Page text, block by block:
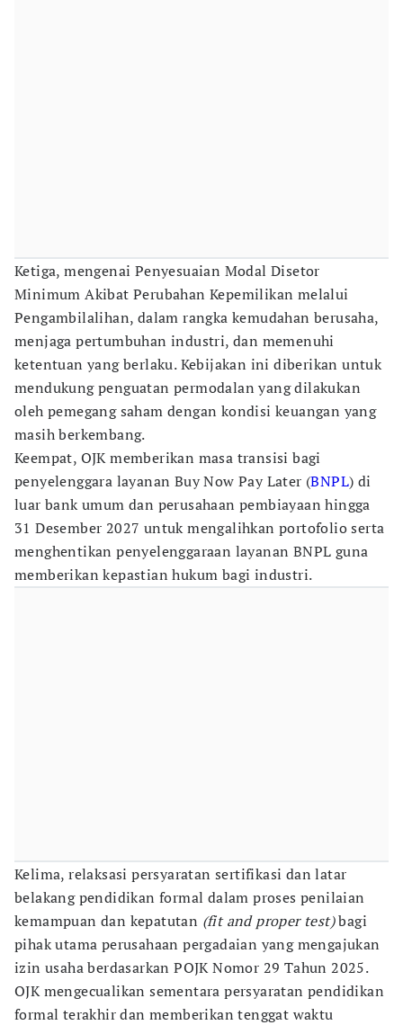
Ketiga, mengenai Penyesuaian Modal Disetor
Minimum Akibat Perubahan Kepemilikan melalui
Pengambilalihan, dalam rangka kemudahan berusaha,
menjaga pertumbuhan industri, dan memenuhi
ketentuan yang berlaku. Kebijakan ini diberikan untuk
mendukung penguatan permodalan yang dilakukan
oleh pemegang saham dengan kondisi keuangan yang
masih berkembang.
Keempat, OJK memberikan masa transisi bagi
penyelenggara layanan Buy Now Pay Later (BNPL) di
luar bank umum dan perusahaan pembiayaan hingga
31 Desember 2027 untuk mengalihkan portofolio serta
menghentikan penyelenggaraan layanan BNPL guna
memberikan kepastian hukum bagi industri.
Kelima, relaksasi persyaratan sertifikasi dan latar
belakang pendidikan formal dalam proses penilaian
kemampuan dan kepatutan (fit and proper test)bagi
pihak utama perusahaan pergadaian yang mengajukan
izin usaha berdasarkan POJK Nomor 29 Tahun 2025.
OJK mengecualikan sementara persyaratan pendidikan
formal terakhir dan memberikan tenggat waktu